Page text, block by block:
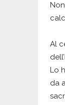
Al
Lo
da